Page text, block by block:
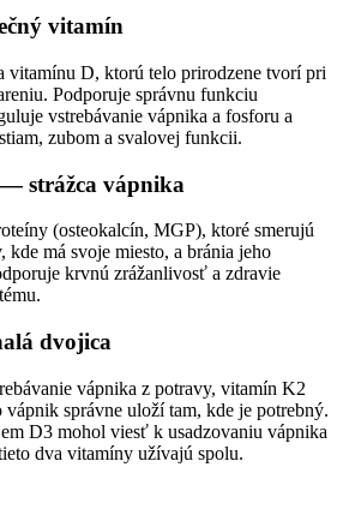
vitamín
vitamínu D, ktorú telo prirodzene tvorí pri
Podporuje správnu funkciu
vstrebávanie vápnika a fosforu a
zubom a svalovej funkcii.
strážca vápnika
(osteokalcín, MGP), ktoré smerujú
kde má svoje miesto, a bránia jeho
krvnú zrážanlivosť a zdravie
dvojica
vápnika z potravy, vitamín K2
vápnik správne uloží tam, kde je potrebný.
D3 mohol viesť k usadzovaniu vápnika
dva vitamíny užívajú spolu.